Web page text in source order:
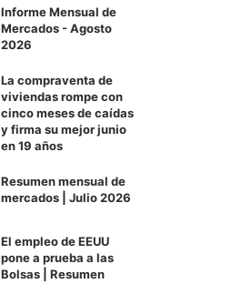
Informe Mensual de
Mercados - Agosto
2026
La compraventa de
viviendas rompe con
cinco meses de caídas
y firma su mejor junio
en 19 años
Resumen mensual de
mercados | Julio 2026
El empleo de EEUU
pone a prueba a las
Bolsas | Resumen